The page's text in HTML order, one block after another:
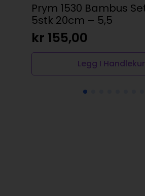
Prym 1530 Bambus
5stk 20cm – 5,5
kr 155,00
Legg I